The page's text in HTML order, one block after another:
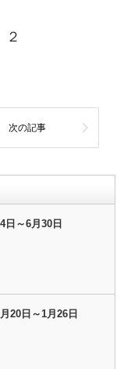
２
次の記事
～6月30日
20日～1月26日